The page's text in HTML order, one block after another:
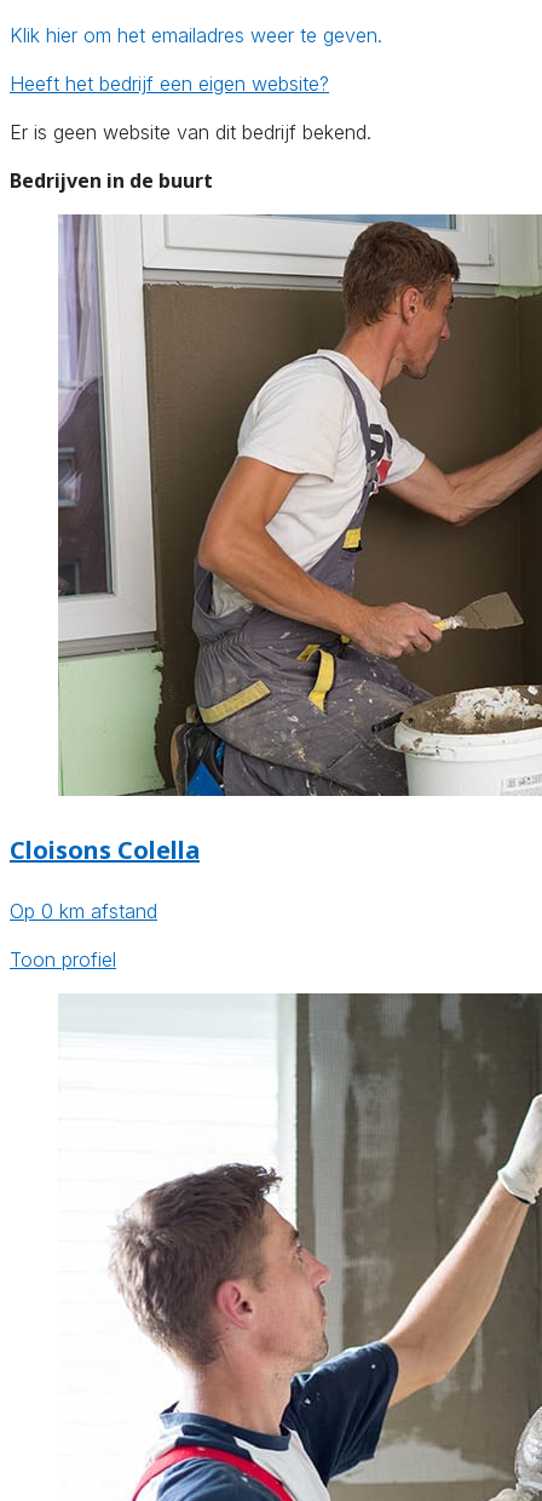
Klik hier om het emailadres weer te geven.
Heeft het bedrijf een eigen website?
Er is geen website van dit bedrijf bekend.
Bedrijven in de buurt
Cloisons Colella
Op 0 km afstand
Toon profiel